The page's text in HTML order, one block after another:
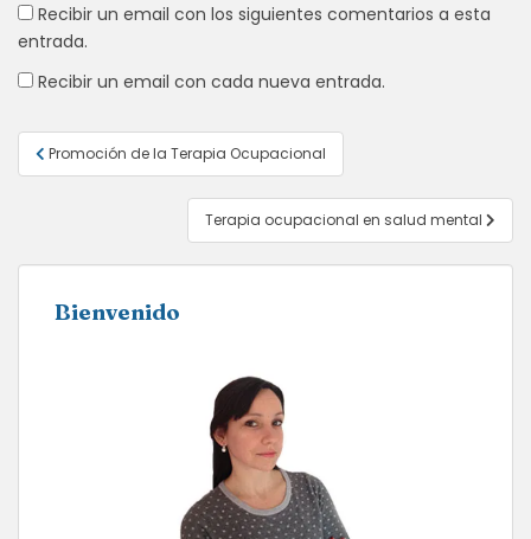
Recibir un email con los siguientes comentarios a esta
entrada.
Recibir un email con cada nueva entrada.
Navegación
de
Promoción de la Terapia Ocupacional
Terapia ocupacional en salud mental
Bienvenido